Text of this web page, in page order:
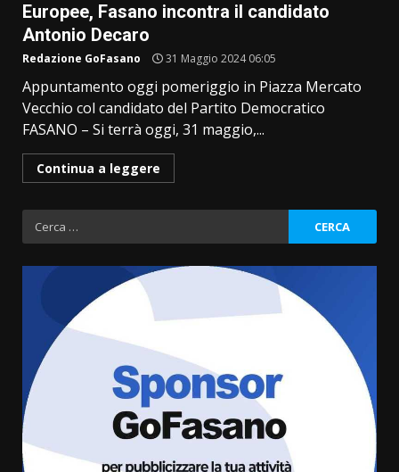
Europee, Fasano incontra il candidato
Antonio Decaro
Redazione GoFasano 31 Maggio 2024 06:05
Appuntamento oggi pomeriggio in Piazza Mercato
Vecchio col candidato del Partito Democratico
FASANO – Si terrà oggi, 31 maggio,...
Continua a leggere
Ricerca
per:
Politiche Giovanili e Mobilità
Sostenibile: premiati gli studenti
universitari del bando “La strada
giusta”